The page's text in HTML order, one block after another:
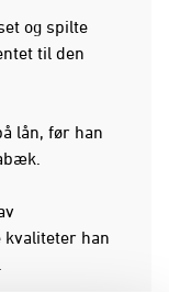
og spilte
til den
lån, før han
kvaliteter han